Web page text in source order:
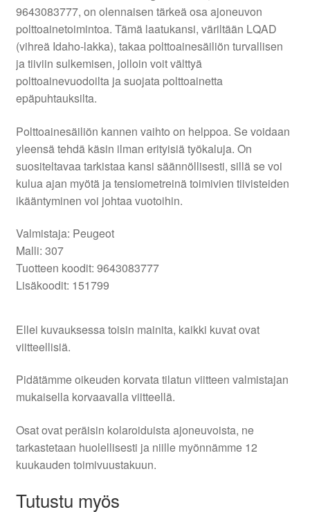
9643083777, on olennaisen tärkeä osa ajoneuvon
polttoainetoimintoa. Tämä laatukansi, väriltään LQAD
(vihreä Idaho-lakka), takaa polttoainesäiliön turvallisen
ja tiiviin sulkemisen, jolloin voit välttyä
polttoainevuodoilta ja suojata polttoainetta
epäpuhtauksilta.
Polttoainesäiliön kannen vaihto on helppoa. Se voidaan
yleensä tehdä käsin ilman erityisiä työkaluja. On
suositeltavaa tarkistaa kansi säännöllisesti, sillä se voi
kulua ajan myötä ja tensiometreinä toimivien tiivisteiden
ikääntyminen voi johtaa vuotoihin.
Valmistaja: Peugeot
Malli: 307
Tuotteen koodit: 9643083777
Lisäkoodit: 151799
Ellei kuvauksessa toisin mainita, kaikki kuvat ovat
viitteellisiä.
Pidätämme oikeuden korvata tilatun viitteen valmistajan
mukaisella korvaavalla viitteellä.
Osat ovat peräisin kolaroiduista ajoneuvoista, ne
tarkastetaan huolellisesti ja niille myönnämme 12
kuukauden toimivuustakuun.
Tutustu myös